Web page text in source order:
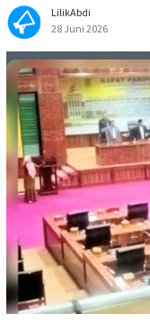
LilikAbdi
28 Juni 2026